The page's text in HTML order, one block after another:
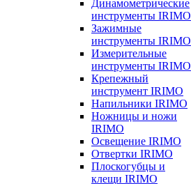
Динамометрические
инструменты IRIMO
Зажимные
инструменты IRIMO
Измерительные
инструменты IRIMO
Крепежный
инструмент IRIMO
Напильники IRIMO
Ножницы и ножи
IRIMO
Освещение IRIMO
Отвертки IRIMO
Плоскогубцы и
клещи IRIMO